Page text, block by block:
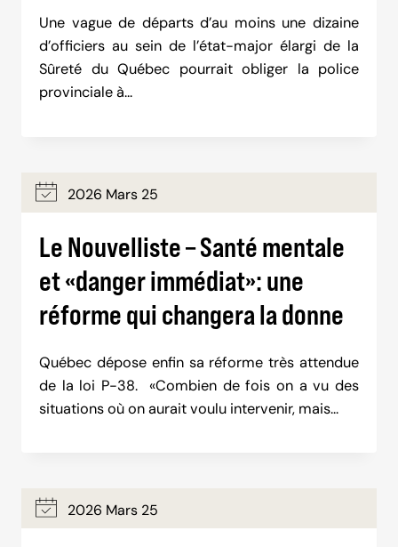
Une vague de départs d’au moins une dizaine
d’officiers au sein de l’état-major élargi de la
Sûreté du Québec pourrait obliger la police
provinciale à…
2026 Mars 25
Le Nouvelliste – Santé mentale
et «danger immédiat»: une
réforme qui changera la donne
Québec dépose enfin sa réforme très attendue
de la loi P-38. «Combien de fois on a vu des
situations où on aurait voulu intervenir, mais…
2026 Mars 25